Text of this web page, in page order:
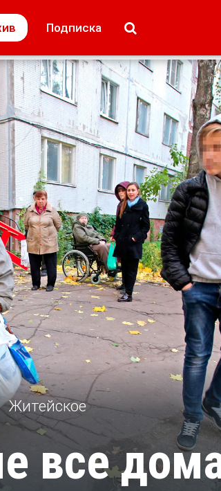
Подписка
Липецк
+ карьера
Свадьба недели
Житейское
все